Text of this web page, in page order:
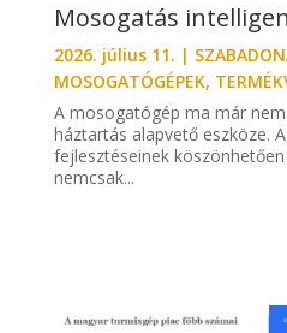
Mosogatás
2026. július 11. |
MOSOGATÓGÉPEK,
A mosogatógép ma már
háztartás alapvető eszköze.
fejlesztéseinek
nemcsak...